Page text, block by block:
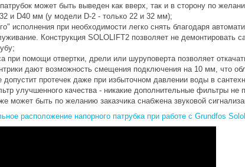
может быть выведен как вверх, так и в сторону по
и D40 мм (у модели D-2 - только 22 и 32 мм);
исполнения при необходимости легко снять благодаря
Конструкция SOLOLIFT2 позволяет не демонтировать
при помощи отвертки, дрели или шуруповерта позволяет
дают возможность смещения подключения на 10 мм, что
допустит протечек даже при избыточном давлении воды в
улучшенного качества - никакие дополнительные фильтры не
может быть по желанию заказчика снабжена звуковой